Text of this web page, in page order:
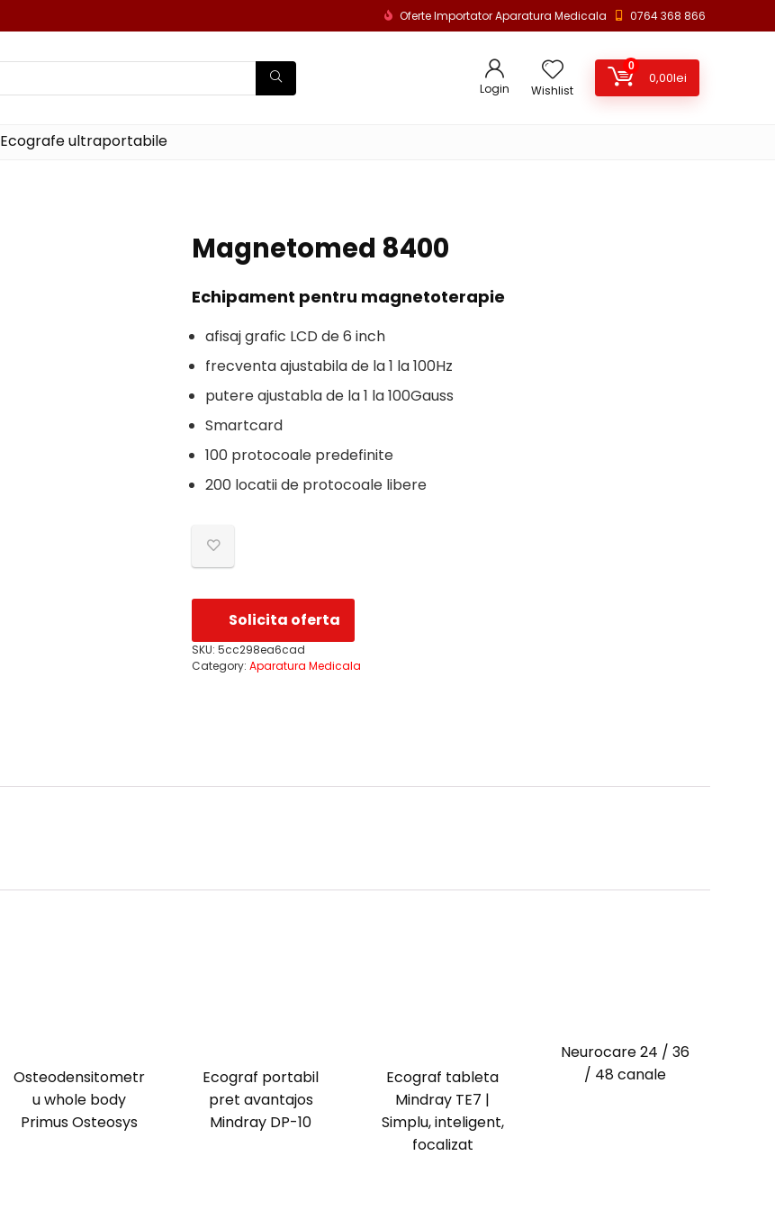
Oferte Importator Aparatura Medicala 0764 368 866
Login Wishlist
0
0,00lei
Ecografe ultraportabile
Magnetomed 8400
Echipament pentru magnetoterapie
afisaj grafic LCD de 6 inch
frecventa ajustabila de la 1 la 100Hz
putere ajustabla de la 1 la 100Gauss
Smartcard
100 protocoale predefinite
200 locatii de protocoale libere
Solicita oferta
SKU: 5cc298ea6cad
Category: Aparatura Medicala
Osteodensitometr
u whole body
Primus Osteosys
Ecograf portabil
pret avantajos
Mindray DP-10
Ecograf tableta
Mindray TE7 |
Simplu, inteligent,
focalizat
Neurocare 24 / 36
/ 48 canale